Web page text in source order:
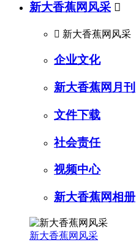
新大香蕉网风采 
 新大香蕉网风采
企业文化
新大香蕉网月刊
文件下载
社会责任
视频中心
新大香蕉网相册
新大香蕉网风采